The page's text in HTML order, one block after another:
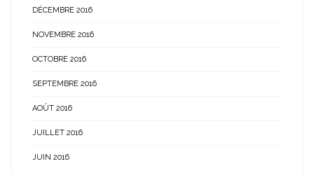
DÉCEMBRE 2016
NOVEMBRE 2016
OCTOBRE 2016
SEPTEMBRE 2016
AOÛT 2016
JUILLET 2016
JUIN 2016